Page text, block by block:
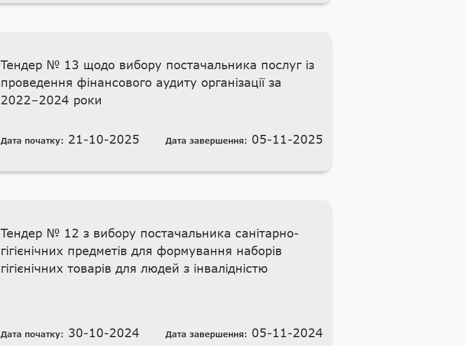
Тендер № 13 щодо вибору постачальника послуг із
проведення фінансового аудиту організації за
2022–2024 роки
Дата початку: 21-10-2025 Дата завершення: 05-11-2025
Тендер № 12 з вибору постачальника санітарно-
гігієнічних предметів для формування наборів
гігієнічних товарів для людей з інвалідністю
Дата початку: 30-10-2024 Дата завершення: 05-11-2024